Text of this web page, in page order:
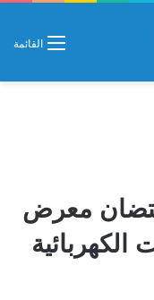
القائمة
معرض
الكهربائية